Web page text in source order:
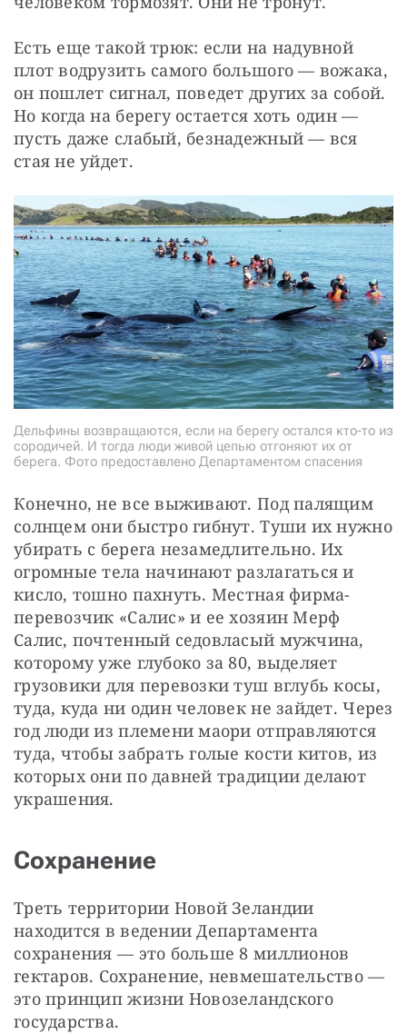
Есть еще такой трюк: если на надувной
плот водрузить самого большого — вожака,
он пошлет сигнал, поведет других за собой.
Но когда на берегу остается хоть один —
пусть даже слабый, безнадежный — вся
стая не уйдет.
Дельфины возвращаются, если на берегу остался кто-то из
сородичей. И тогда люди живой цепью отгоняют их от
берега. Фото предоставлено Департаментом спасения
Конечно, не все выживают. Под палящим
солнцем они быстро гибнут. Туши их нужно
убирать с берега незамедлительно. Их
огромные тела начинают разлагаться и
кисло, тошно пахнуть. Местная фирма-
перевозчик «Салис» и ее хозяин Мерф
Салис, почтенный седовласый мужчина,
которому уже глубоко за 80, выделяет
грузовики для перевозки туш вглубь косы,
туда, куда ни один человек не зайдет. Через
год люди из племени маори отправляются
туда, чтобы забрать голые кости китов, из
которых они по давней традиции делают
украшения.
Сохранение
Треть территории Новой Зеландии
находится в ведении Департамента
сохранения — это больше 8 миллионов
гектаров. Сохранение, невмешательство —
это принцип жизни Новозеландского
государства.